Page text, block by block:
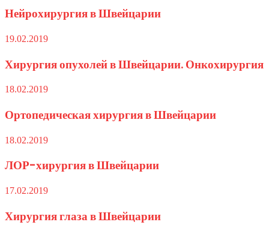
Нейрохирургия в Швейцарии
19.02.2019
Хирургия опухолей в Швейцарии. Онкохирургия
18.02.2019
Ортопедическая хирургия в Швейцарии
18.02.2019
ЛОР-хирургия в Швейцарии
17.02.2019
Хирургия глаза в Швейцарии